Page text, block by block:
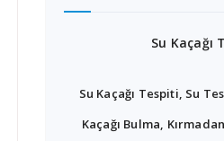
Su Kaçağı
Su Kaçağı Tespiti, Su
Kaçağı Bulma,